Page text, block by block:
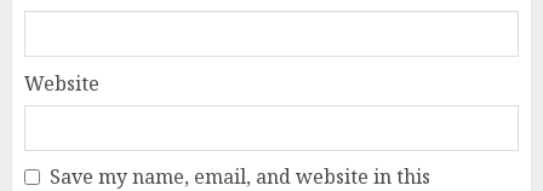
Website
Save my name, email, and website in this